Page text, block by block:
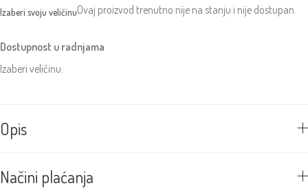
Ovaj proizvod trenutno nije na stanju i nije dostupan.
Dostupnost u radnjama
Izaberi veličinu.
Opis
Načini plaćanja